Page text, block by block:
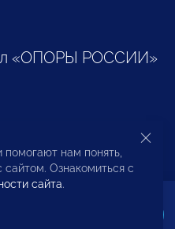
«ОПОРЫ РОССИИ»
и
нам понять,
сайтом. Ознакомиться с
сайта.